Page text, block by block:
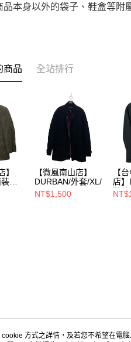
本身以外的袋子、鞋盒等附
商品 全站排行
】
外
【微風南山店】
DURBAN/外套/XL/
NT$1,500
【
店
裝
方式之詳情，及若您不希望在電